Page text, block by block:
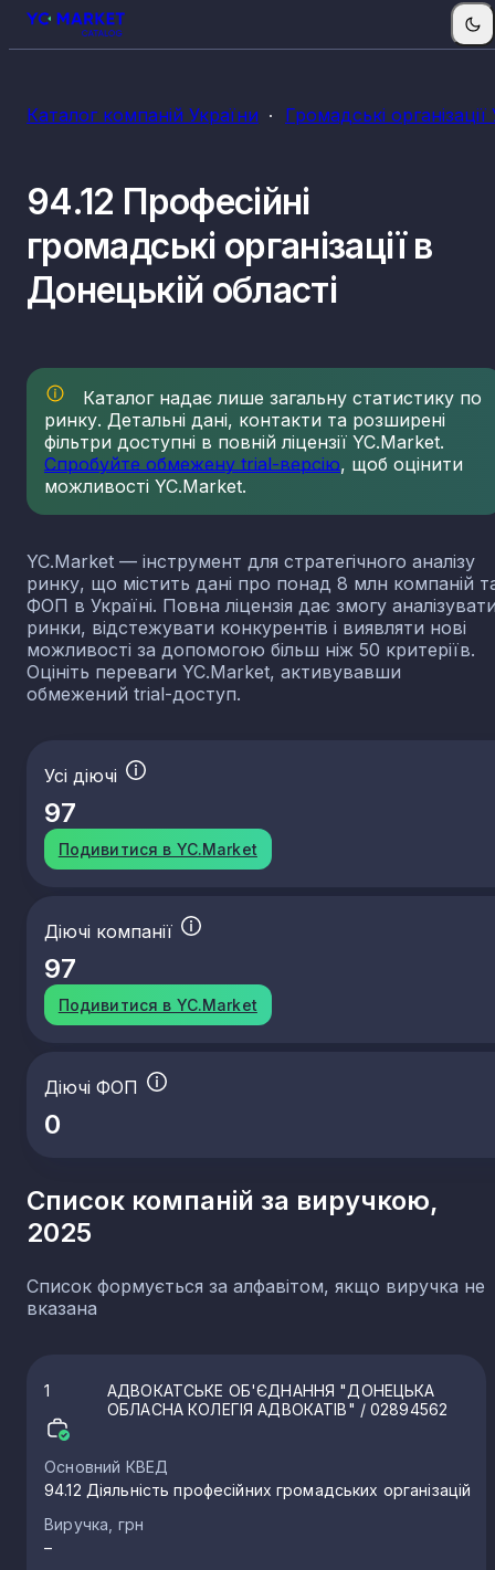
Каталог компаній України Громадські
94.12 Професійні
громадські організації в
Донецькій області
Каталог надає лише загальну статистику по
ринку. Детальні дані, контакти та розширені
фільтри доступні в повній ліцензії YC.Market.
Спробуйте обмежену trial-версію, щоб оцінити
можливості YC.Market.
YC.Market — інструмент для стратегічного аналізу
ринку, що містить дані про понад 8 млн компаній
ФОП в Україні. Повна ліцензія дає змогу
ринки, відстежувати конкурентів і виявляти нові
можливості за допомогою більш ніж 50 критеріїв.
Оцініть переваги YC.Market, активувавши
обмежений trial-доступ.
Усі діючі
97
Подивитися в YC.Market
Діючі компанії
97
Подивитися в YC.Market
Діючі ФОП
0
Список компаній за виручкою,
2025
Список формується за алфавітом, якщо виручка не
вказана
1
АДВОКАТСЬКЕ ОБ'ЄДНАННЯ "ДОНЕЦЬКА
ОБЛАСНА КОЛЕГІЯ АДВОКАТІВ" / 02894562
Основний КВЕД
94.12 Діяльність професійних громадських організацій
Виручка, грн
–